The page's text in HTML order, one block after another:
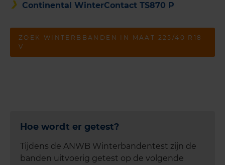
Continental WinterContact TS870 P
ZOEK WINTERBBANDEN IN MAAT 225/40 R18
V
Hoe wordt er getest?
Tijdens de ANWB Winterbandentest zijn de
banden uitvoerig getest op de volgende